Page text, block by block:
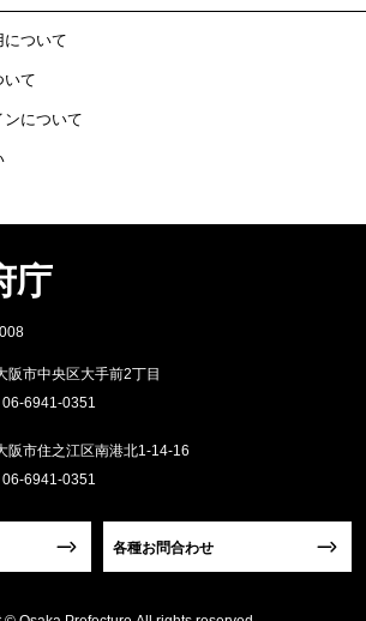
について
いて
ンについて
庁
阪市中央区大手前2丁目
6941-0351
阪市住之江区南港北1-14-16
6941-0351
各種お問合わせ